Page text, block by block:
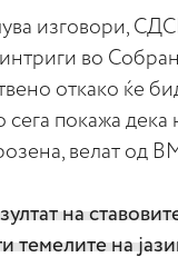
изговори,
интриги во
откако ќе
покажа дека
велат
на
темелите на